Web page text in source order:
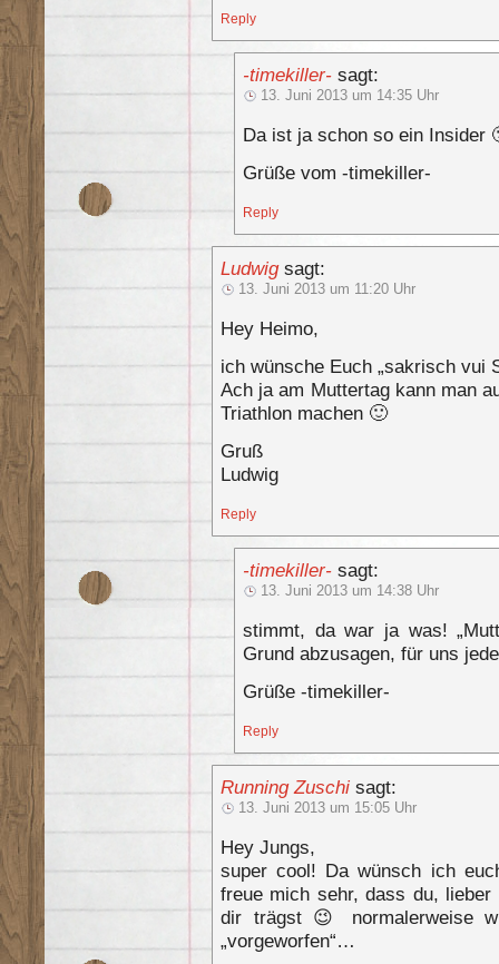
Reply
-timekiller- sagt:
13. Juni 2013 um 14:35 Uhr
Da ist ja schon so ein Insider
Grüße vom -timekiller-
Reply
Ludwig sagt:
13. Juni 2013 um 11:20 Uhr
Hey Heimo,
ich wünsche Euch „sakrisch vui
Ach ja am Muttertag kann man
Triathlon machen 🙂
Gruß
Ludwig
Reply
-timekiller- sagt:
13. Juni 2013 um 14:38 Uhr
stimmt, da war ja was!
Grund abzusagen, für uns
Grüße -timekiller-
Reply
Running Zuschi sagt:
13. Juni 2013 um 15:05 Uhr
Hey Jungs,
super cool! Da wünsch ich
freue mich sehr, dass du,
dir trägst 😉 normalerweise
„vorgeworfen“…